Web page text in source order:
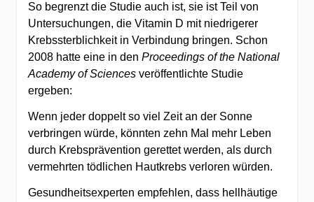
So begrenzt die Studie auch ist, sie ist Teil von
Untersuchungen, die Vitamin D mit niedrigerer
Krebssterblichkeit in Verbindung bringen. Schon
2008 hatte eine in den Proceedings of the National
Academy of Sciences veröffentlichte Studie
ergeben:
Wenn jeder doppelt so viel Zeit an der Sonne
verbringen würde, könnten zehn Mal mehr Leben
durch Krebsprävention gerettet werden, als durch
vermehrten tödlichen Hautkrebs verloren würden.
Gesundheitsexperten empfehlen, dass hellhäutige